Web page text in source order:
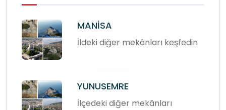
MANİSA
İldeki diğer mekânları keşfedin
YUNUSEMRE
İlçedeki diğer mekânları